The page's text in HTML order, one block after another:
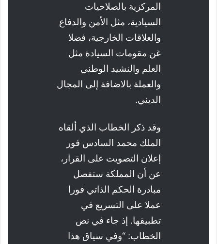
المركزية بالصلاحيات
السيادية، مثل الأمن والدفاع
والعلاقات الخارجية، فضلا
غن مقومات السيادة مثل
العلم والنشيد الوطني
والعملة بالاضافة إلى المجال
الديني.
وقد ذكر الخطاب الذي ألقاه
الملك محمد السادس فور
إعلان التصويت على القرار،
عن أن المملكة ستفصل
مبادرة الحكم الذاتي فورا
عملا على التسريع في
تطبيقها. إذ جاء في نص
الخطاب: “وفي سياق هذا